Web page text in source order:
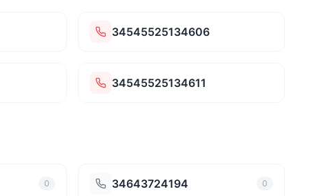
34545525134606
34545525134611
0 34643724194 0